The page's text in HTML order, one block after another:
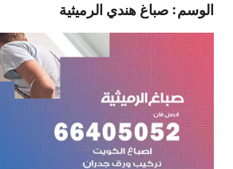
للاعلانات
بالكويت
الوسم: صباغ هندي الرميثية